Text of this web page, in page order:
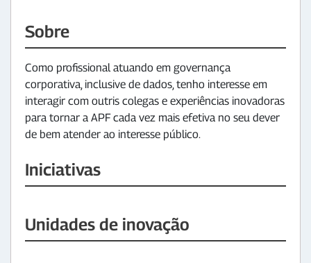
Sobre
Como profissional atuando em governança
corporativa, inclusive de dados, tenho interesse em
interagir com outris colegas e experiências inovadoras
para tornar a APF cada vez mais efetiva no seu dever
de bem atender ao interesse público.
Iniciativas
Unidades de inovação